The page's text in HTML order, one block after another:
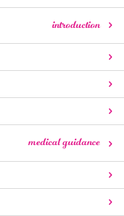
introduction
medical guidance